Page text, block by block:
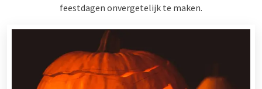
feestdagen onvergetelijk te maken.